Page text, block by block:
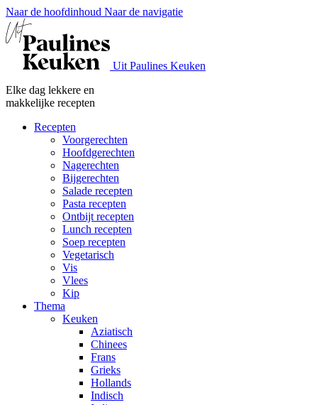
Naar de hoofdinhoud Naar de navigatie
Uit Paulines Keuken
Elke dag lekkere en
makkelijke recepten
Recepten
Voorgerechten
Hoofdgerechten
Nagerechten
Bijgerechten
Salade recepten
Pasta recepten
Ontbijt recepten
Lunch recepten
Soep recepten
Vegetarisch
Vis
Vlees
Kip
Thema
Keuken
Aziatisch
Chinees
Frans
Grieks
Hollands
Indisch